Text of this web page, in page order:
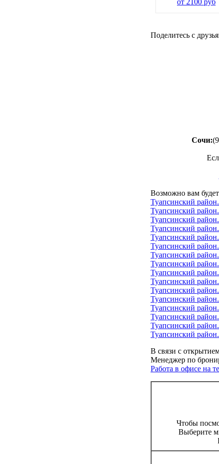
Поделитесь с
Сочи:
Возможно вам
Туапсинский
Туапсинский
Туапсинский
Туапсинский
Туапсинский
Туапсинский
Туапсинский
Туапсинский
Туапсинский
Туапсинский
Туапсинский
Туапсинский
Туапсинский
Туапсинский
Туапсинский
Туапсинский
В связи с
Менеджер по
Работа в офисе на
Чтобы
Выберите